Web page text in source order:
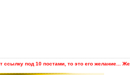
ссылку под 10 постами, то это его желание...